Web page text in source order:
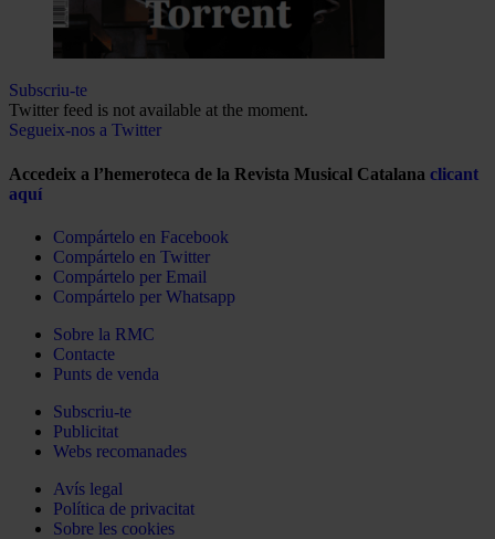
Subscriu-te
Twitter feed is not available at the moment.
Segueix-nos a Twitter
Accedeix a l’hemeroteca de la Revista Musical Catalana clicant
aquí
Compártelo en Facebook
Compártelo en Twitter
Compártelo per Email
Compártelo per Whatsapp
Sobre la RMC
Contacte
Punts de venda
Subscriu-te
Publicitat
Webs recomanades
Avís legal
Política de privacitat
Sobre les cookies